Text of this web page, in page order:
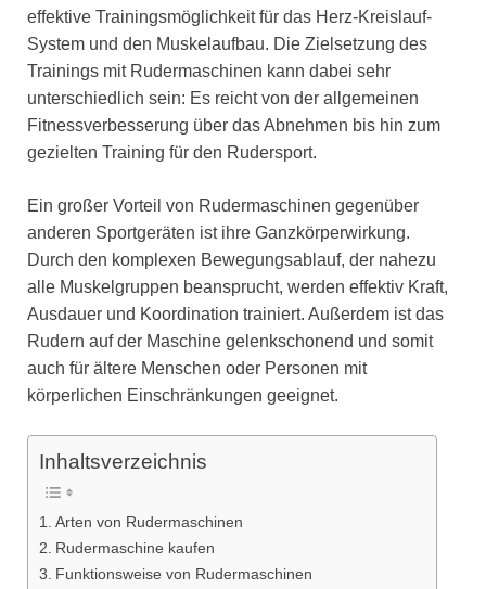
effektive Trainingsmöglichkeit für das Herz-Kreislauf-
System und den Muskelaufbau. Die Zielsetzung des
Trainings mit Rudermaschinen kann dabei sehr
unterschiedlich sein: Es reicht von der allgemeinen
Fitnessverbesserung über das Abnehmen bis hin zum
gezielten Training für den Rudersport.
Ein großer Vorteil von Rudermaschinen gegenüber
anderen Sportgeräten ist ihre Ganzkörperwirkung.
Durch den komplexen Bewegungsablauf, der nahezu
alle Muskelgruppen beansprucht, werden effektiv Kraft,
Ausdauer und Koordination trainiert. Außerdem ist das
Rudern auf der Maschine gelenkschonend und somit
auch für ältere Menschen oder Personen mit
körperlichen Einschränkungen geeignet.
Inhaltsverzeichnis
Arten von Rudermaschinen
Rudermaschine kaufen
Funktionsweise von Rudermaschinen